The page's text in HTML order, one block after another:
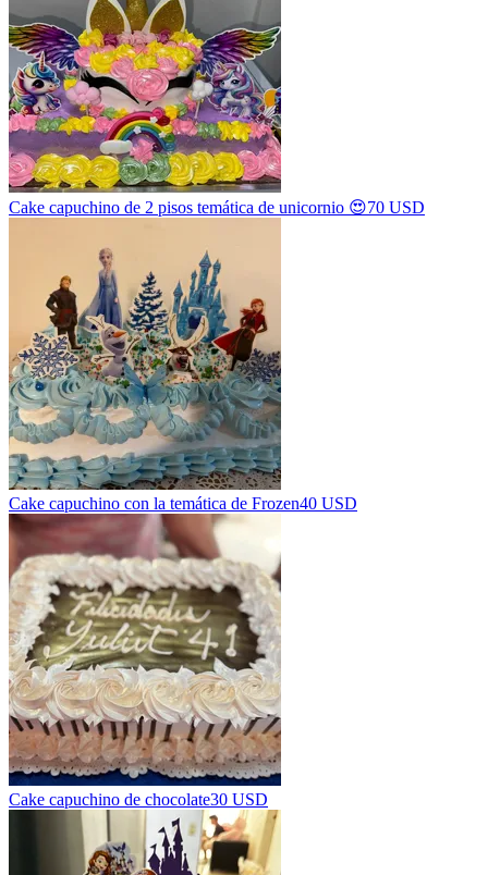
Cake capuchino de 2 pisos temática de unicornio 😍70 USD
Cake capuchino con la temática de Frozen40 USD
Cake capuchino de chocolate30 USD